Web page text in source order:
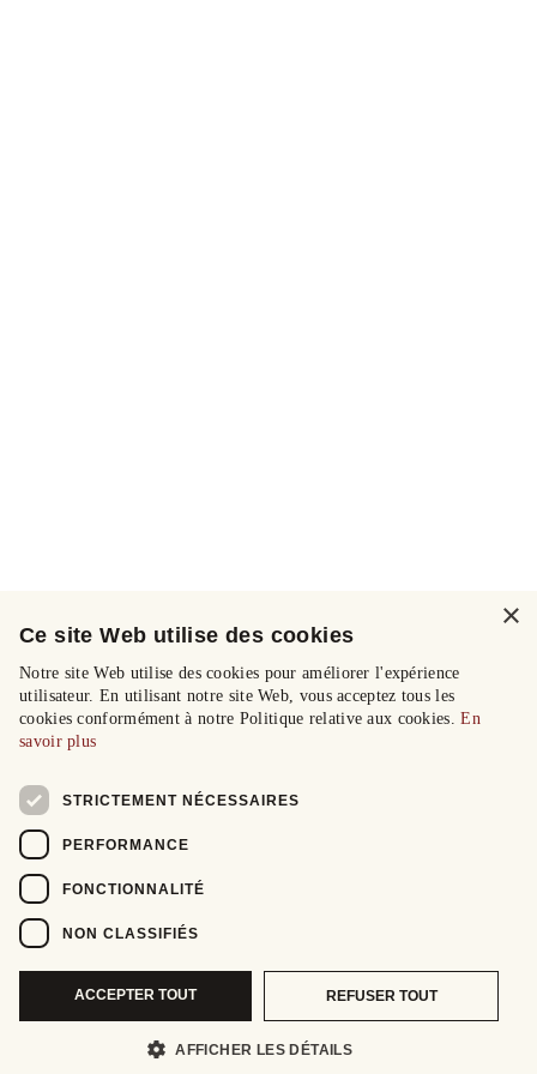
×
Ce site Web utilise des cookies
Notre site Web utilise des cookies pour améliorer l'expérience
utilisateur. En utilisant notre site Web, vous acceptez tous les
cookies conformément à notre Politique relative aux cookies.En
savoir plus
STRICTEMENT NÉCESSAIRES
PERFORMANCE
FONCTIONNALITÉ
NON CLASSIFIÉS
ACCEPTER TOUT REFUSER TOUT
AFFICHER LES DÉTAILS